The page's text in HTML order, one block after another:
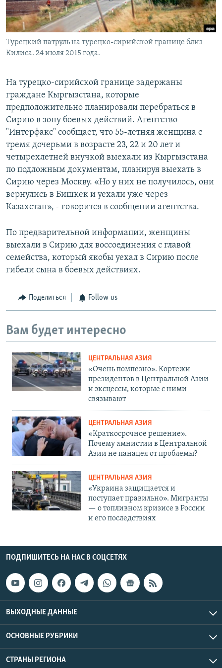
Турецкий патруль на турецко-сирийской границе близ
Килиса. 24 июля 2015 года.
На турецко-сирийской границе задержаны
граждане Кыргызстана, которые
предположительно планировали перебраться в
Сирию в зону боевых действий. Агентство
"Интерфакс" сообщает, что 55-летняя женщина с
тремя дочерьми в возрасте 23, 22 и 20 лет и
четырехлетней внучкой выехали из Кыргызстана
по подложным документам, планируя выехать в
Сирию через Москву. «Но у них не получилось, они
вернулись в Бишкек и уехали уже через
Казахстан», - говорится в сообщении агентства.
По предварительной информации, женщины
выехали в Сирию для воссоединения с главой
семейства, который якобы уехал в Сирию после
гибели сына в боевых действиях.
Поделиться Follow us
Вам будет интересно
ЦЕНТРАЛЬНАЯ АЗИЯ
«Очень помпезно». Кортежи
президентов в Центральной Азии
и эксцессы, которые с ними
связывают
ЦЕНТРАЛЬНАЯ АЗИЯ
«Краткосрочное решение».
Почему амнистии в Центральной
Азии не панацея от проблемы?
ЦЕНТРАЛЬНАЯ АЗИЯ
«Украина защищается и
поступает правильно». Мигранты
— о топливном кризисе в России
и его последствиях
ПОДПИШИТЕСЬ НА НАС В СОЦСЕТЯХ
ВЫХОДНЫЕ ДАННЫЕ
ОСНОВНЫЕ РУБРИКИ
СТРАНЫ РЕГИОНА